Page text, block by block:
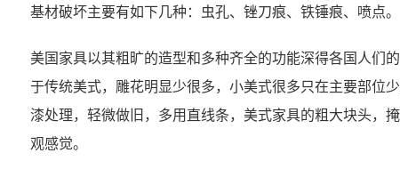
基材破坏主要有如下几种：虫孔、锉刀痕、铁锤痕、喷点。
美国家具以其粗旷的造型和多种齐全的功能深得各国人们
于传统美式，雕花明显少很多，小美式很多只在主要部位
漆处理，轻微做旧，多用直线条，美式家具的粗大块头，
观感觉。